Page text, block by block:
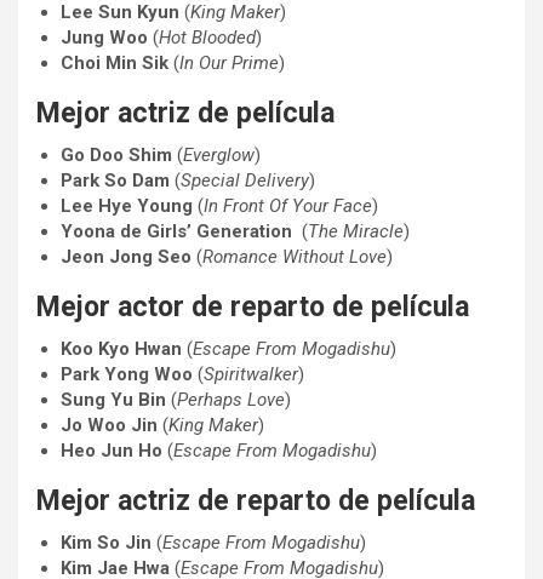
Lee Sun Kyun (King Maker)
Jung Woo (Hot Blooded)
Choi Min Sik (In Our Prime)
Mejor actriz de película
Go Doo Shim (Everglow)
Park So Dam (Special Delivery)
Lee Hye Young (In Front Of Your Face)
Yoona de Girls’ Generation (The Miracle)
Jeon Jong Seo (Romance Without Love)
Mejor actor de reparto de película
Koo Kyo Hwan (Escape From Mogadishu)
Park Yong Woo (Spiritwalker)
Sung Yu Bin (Perhaps Love)
Jo Woo Jin (King Maker)
Heo Jun Ho (Escape From Mogadishu)
Mejor actriz de reparto de película
Kim So Jin (Escape From Mogadishu)
Kim Jae Hwa (Escape From Mogadishu)